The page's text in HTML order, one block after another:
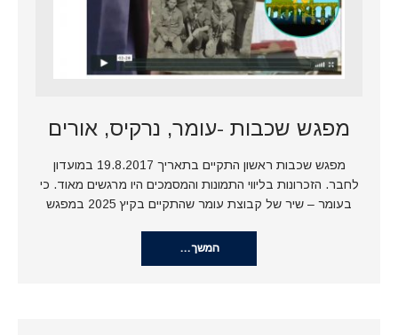
מפגש שכבות -עומר, נרקיס, אורים
מפגש שכבות ראשון התקיים בתאריך 19.8.2017 במועדון
לחבר. הזכרונות בליווי התמונות והמסמכים היו מרגשים מאוד. כי
בעומר – שיר של קבוצת עומר שהתקיים בקיץ 2025 במפגש
המשך…